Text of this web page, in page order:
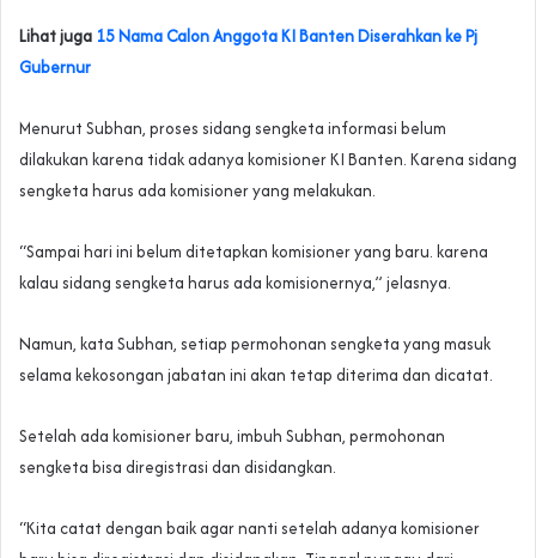
Lihat juga 15 Nama Calon Anggota KI Banten Diserahkan ke Pj
Gubernur
Menurut Subhan, proses sidang sengketa informasi belum
dilakukan karena tidak adanya komisioner KI Banten. Karena sidang
sengketa harus ada komisioner yang melakukan.
“Sampai hari ini belum ditetapkan komisioner yang baru. karena
kalau sidang sengketa harus ada komisionernya,” jelasnya.
Namun, kata Subhan, setiap permohonan sengketa yang masuk
selama kekosongan jabatan ini akan tetap diterima dan dicatat.
Setelah ada komisioner baru, imbuh Subhan, permohonan
sengketa bisa diregistrasi dan disidangkan.
“Kita catat dengan baik agar nanti setelah adanya komisioner